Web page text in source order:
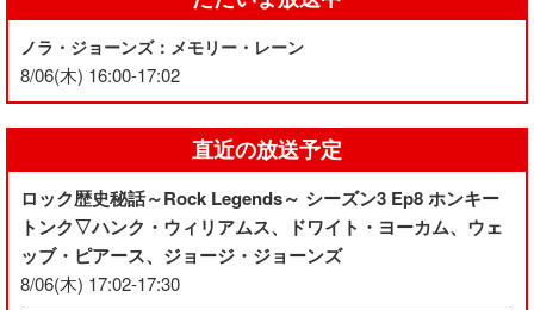
ノラ・ジョーンズ：メモリー・レーン
8/06(木) 16:00-17:02
直近の放送予定
ロック歴史秘話～Rock Legends～ シーズン3 Ep8 ホンキー
トンク▽ハンク・ウィリアムス、ドワイト・ヨーカム、ウェ
ッブ・ピアース、ジョージ・ジョーンズ
8/06(木) 17:02-17:30